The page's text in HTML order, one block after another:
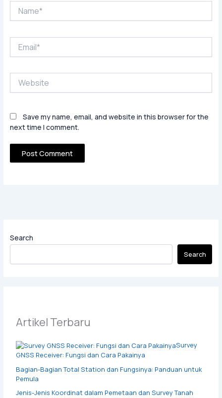
Search
Search
Artikel Terbaru
Survey
GNSS Receiver: Fungsi dan Cara Pakainya
Bagian-Bagian Total Station dan Fungsinya: Panduan untuk
Pemula
Jenis-Jenis Koordinat dalam Pemetaan dan Survey Tanah
Save my name, email, and website in this browser for the
next time I comment.